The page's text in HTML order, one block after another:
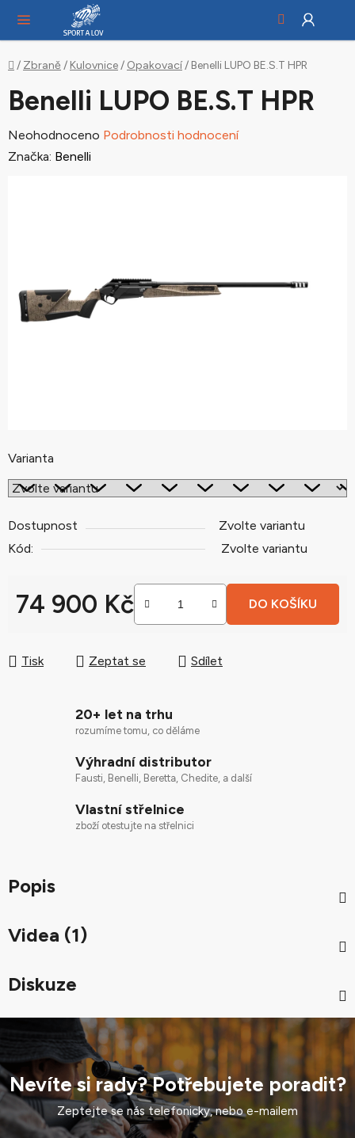
obsah
Domů
/ Zbraně / Kulovnice/ Opakovací/ Benelli LUPO BE.S.T HPR
Varianta
Dostupnost
Zvolte variantu
Kód:
Zvolte variantu
74 900 Kč DO KOŠÍKU
Tisk Zeptat se Sdílet
Benelli LUPO BE.S.T HPR
Průměrné
hodnocení
Neohodnoceno Podrobnosti hodnocení
Značka: Benelli
20+ let na trhu
rozumíme tomu, co děláme
Výhradní distributor
Fausti, Benelli, Beretta, Chedite, a další
Vlastní střelnice
zboží otestujte na střelnici
Popis
Videa (1)
Diskuze
Nevíte si rady? Potřebujete poradit?
Zeptejte se nás telefonicky, nebo e-mailem